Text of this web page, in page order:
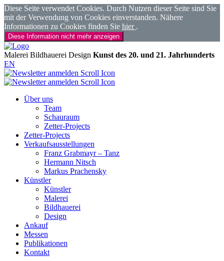
Diese Seite verwendet Cookies. Durch Nutzen dieser Seite sind Sie
mit der Verwendung von Cookies einverstanden. Nähere
Informationen zu Cookies finden Sie hier .
Diese Information nicht mehr anzeigen
Malerei Bildhauerei Design Kunst des 20. und 21. Jahrhunderts
EN
Über uns
Team
Schauraum
Zetter-Projects
Zetter-Projects
Verkaufsausstellungen
Franz Grabmayr – Tanz
Hermann Nitsch
Markus Prachensky
Künstler
Künstler
Malerei
Bildhauerei
Design
Ankauf
Messen
Publikationen
Kontakt